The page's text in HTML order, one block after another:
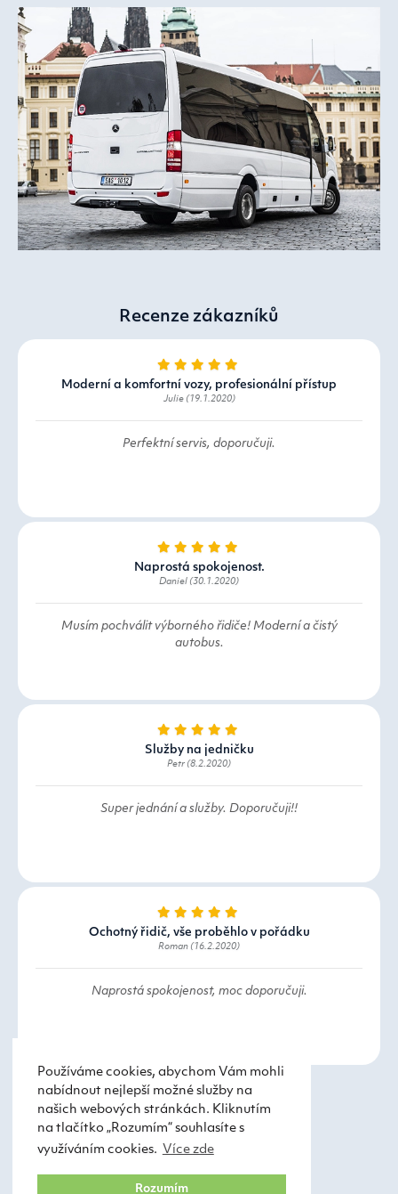
Používáme cookies, abychom Vám mohli
nabídnout nejlepší možné služby na
našich webových stránkách. Kliknutím
na tlačítko „Rozumím“ souhlasíte s
využíváním cookies. Více zde
Rozumím
Recenze zákazníků
Moderní a komfortní vozy, profesionální přístup
Julie (19.1.2020)
Perfektní servis, doporučuji.
Naprostá spokojenost.
Daniel (30.1.2020)
Musím pochválit výborného řidiče! Moderní a čistý
autobus.
Služby na jedničku
Petr (8.2.2020)
Super jednání a služby. Doporučuji!!
Ochotný řidič, vše proběhlo v pořádku
Roman (16.2.2020)
Naprostá spokojenost, moc doporučuji.
Taxi Praha Obchodní podmínky